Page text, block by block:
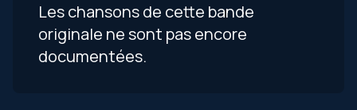
Les chansons de cette bande
originale ne sont pas encore
documentées.